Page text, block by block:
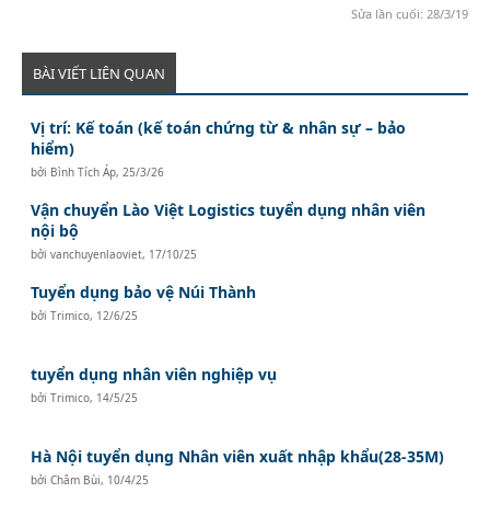
Sửa lần cuối: 28/3/19
BÀI VIẾT LIÊN QUAN
Vị trí: Kế toán (kế toán chứng từ & nhân sự – bảo
hiểm)
bởi Bình Tích Áp,25/3/26
Vận chuyển Lào Việt Logistics tuyển dụng nhân viên
nội bộ
bởivanchuyenlaoviet, 17/10/25
Tuyển dụng bảo vệ Núi Thành
bởiTrimico, 12/6/25
tuyển dụng nhân viên nghiệp vụ
bởiTrimico, 14/5/25
Hà Nội tuyển dụng Nhân viên xuất nhập khẩu(28-35M)
bởiChâm Bùi, 10/4/25